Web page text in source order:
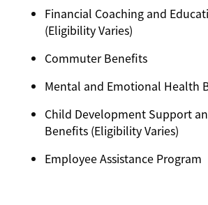
Financial Coaching and
(Eligibility Varies)
Commuter Benefits
Mental and Emotional Health
Child Development Support
Benefits (Eligibility Varies)
Employee Assistance Program